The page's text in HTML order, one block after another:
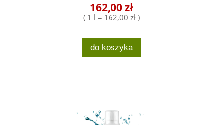
162,00 zł
( 1 l = 162,00 zł )
do koszyka